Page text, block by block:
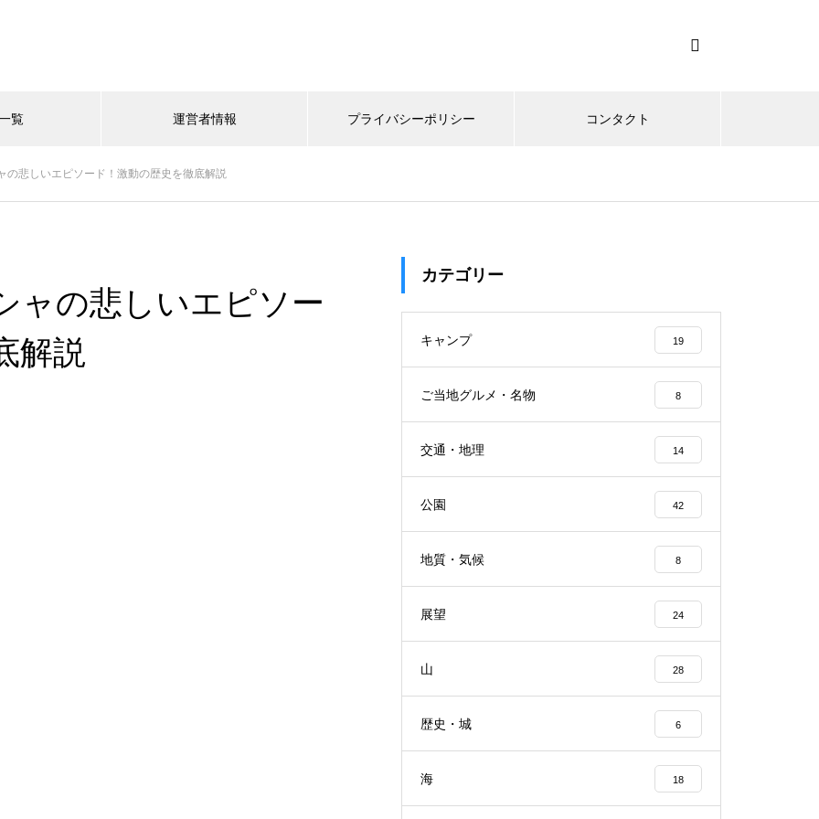
覧 運営者情報 プライバシーポリシー コンタクト
の悲しいエピソード！激動の歴史を徹底解説
ャの悲しいエピソー
解説
カテゴリー
キャンプ 19
ご当地グルメ・名物 8
交通・地理 14
公園 42
地質・気候 8
展望 24
山 28
歴史・城 6
海 18